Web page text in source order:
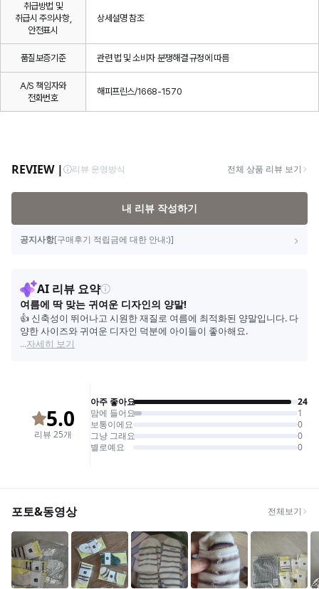
취급방법 및
취급시 주의사항,
안전표시
상세설명 참조
품질보증기준 관련 법 및 소비자 분쟁해결 규정에 따름
A/S 책임자와
전화번호
해피프린스/1668-1570